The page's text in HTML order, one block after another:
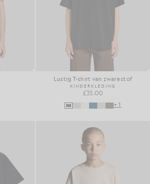
Lustig T-shirt van zware stof
KINDERKLEDING
£35.00
+1